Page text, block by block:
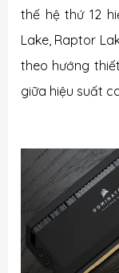
thế hệ thứ 12
Lake, Raptor
theo hướng
giữa hiệu suất